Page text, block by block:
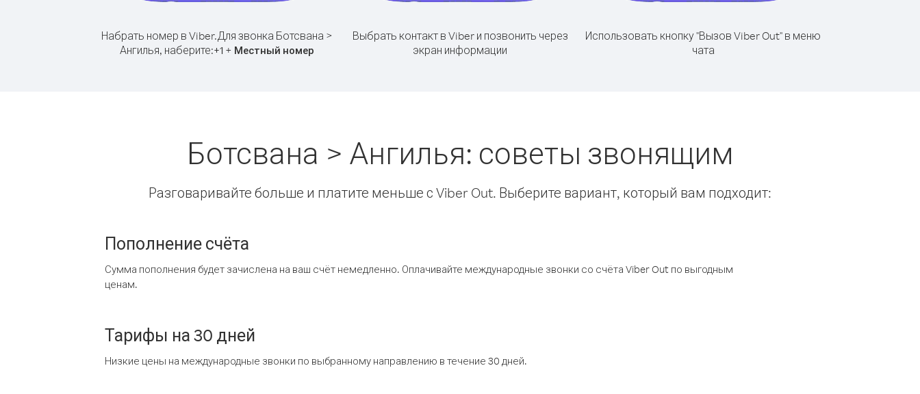
Набрать номер в Viber.Для звонка Ботсвана >
Ангилья, наберите:+1 + Местный номер
Выбрать контакт в Viber и позвонить через
экран информации
Использовать кнопку "Вызов Viber Out" в меню
чата
Ботсвана > Ангилья: советы звонящим
Разговаривайте больше и платите меньше с Viber Out. Выберите вариант, который вам подходит:
Пополнение счёта
Сумма пополнения будет зачислена на ваш счёт немедленно. Оплачивайте международные звонки со счёта Viber Out по выгодным
ценам.
Тарифы на 30 дней
Низкие цены на международные звонки по выбранному направлению в течение 30 дней.